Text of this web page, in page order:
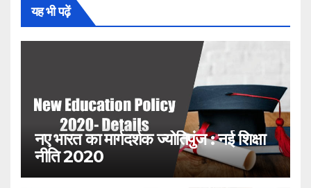
यह भी पढ़ें
नए भारत का मार्गदर्शक ज्योतिपुंज : नई शिक्षा
नीति 2020